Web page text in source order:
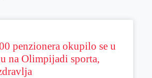
penzionera okupilo se u
na Olimpijadi sporta,